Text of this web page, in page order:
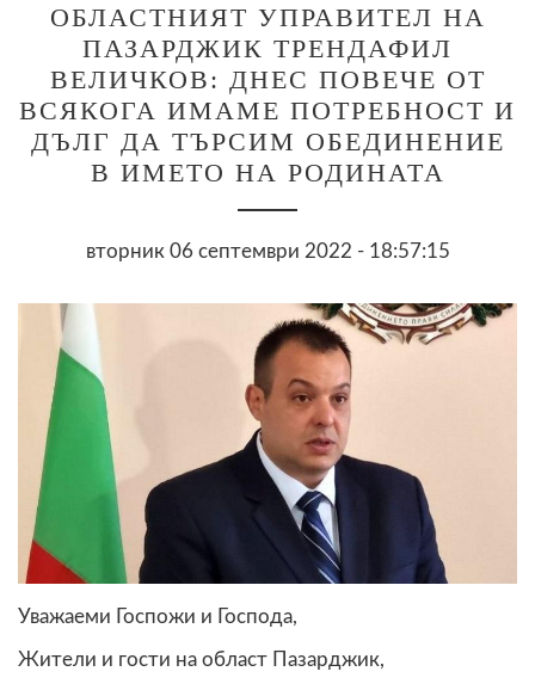
ОБЛАСТНИЯТ УПРАВИТЕЛ НА
ПАЗАРДЖИК ТРЕНДАФИЛ
ВЕЛИЧКОВ: ДНЕС ПОВЕЧЕ ОТ
ВСЯКОГА ИМАМЕ ПОТРЕБНОСТ И
ДЪЛГ ДА ТЪРСИМ ОБЕДИНЕНИЕ
В ИМЕТО НА РОДИНАТА
вторник 06 септември 2022 - 18:57:15
Уважаеми Госпожи и Господа,
Жители и гости на област Пазарджик,